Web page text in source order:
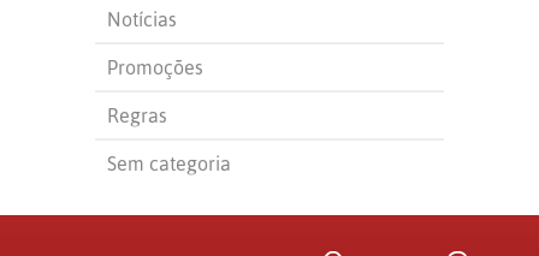
Notícias
Promoções
Regras
Sem categoria